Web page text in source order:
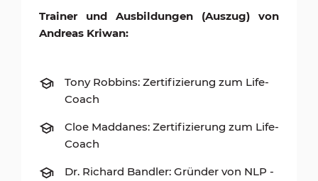
Trainer und Ausbildungen (Auszug) von
Andreas Kriwan:
Tony Robbins: Zertifizierung zum Life-
Coach
Cloe Maddanes: Zertifizierung zum Life-
Coach
Dr. Richard Bandler: Gründer von NLP -